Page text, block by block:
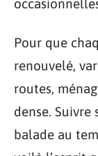
Pour que
renouvelé,
routes,
dense.
balade au